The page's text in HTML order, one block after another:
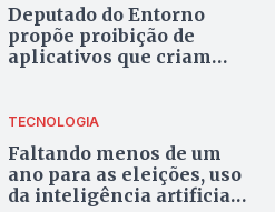
Deputado do Entorno
propõe proibição de
aplicativos que criam
TECNOLOGIA
Faltando menos de um
ano para as eleições, uso
da inteligência artificial